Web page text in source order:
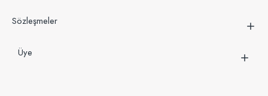
Sözleşmeler
Üye